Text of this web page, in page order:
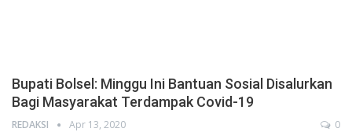
Bupati Bolsel: Minggu Ini Bantuan Sosial Disalurkan
Bagi Masyarakat Terdampak Covid-19
REDAKSI Apr 13, 2020 0